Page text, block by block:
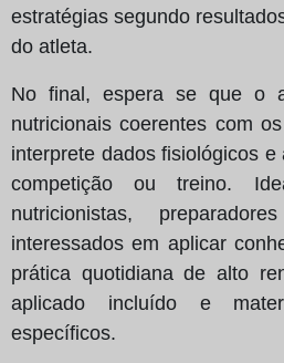
estratégias segundo
do atleta.
No final, espera se que o
nutricionais coerentes com
interprete dados fisiológicos
competição ou treino.
nutricionistas,
interessados em aplicar
prática quotidiana de alto
aplicado incluído e
específicos.